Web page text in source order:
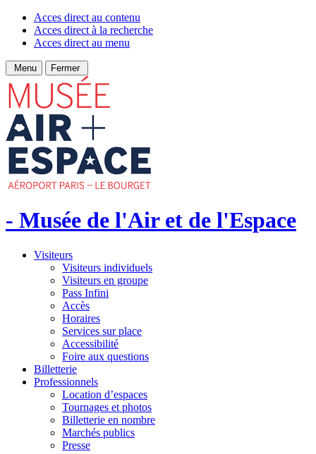
Acces direct au contenu
Acces direct à la recherche
Acces direct au menu
Menu Fermer
- Musée de l'Air et de l'Espace
Visiteurs
Visiteurs individuels
Visiteurs en groupe
Pass Infini
Accès
Horaires
Services sur place
Accessibilité
Foire aux questions
Billetterie
Professionnels
Location d’espaces
Tournages et photos
Billetterie en nombre
Marchés publics
Presse